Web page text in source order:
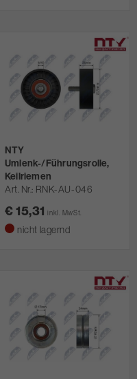
NTY
Umlenk-/Führungsrolle,
Keilriemen
Art. Nr. RNK-AU-046
€ 15,31inkl. MwSt.
nicht lagernd